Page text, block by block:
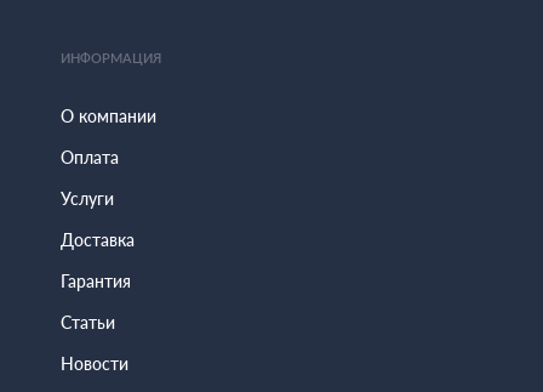
ИНФОРМАЦИЯ
О компании
Оплата
Услуги
Доставка
Гарантия
Статьи
Новости